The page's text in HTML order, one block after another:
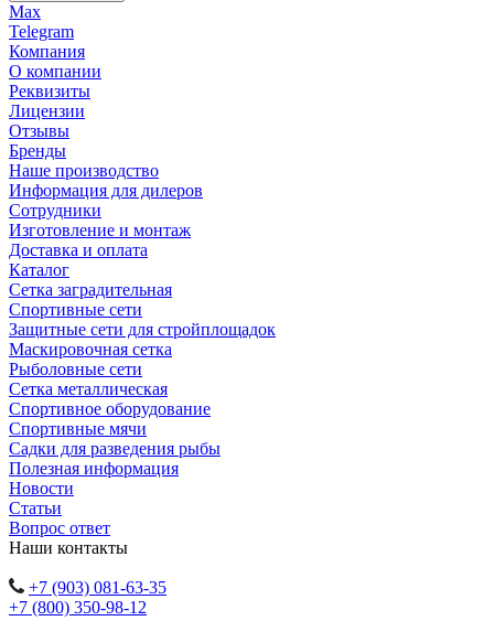
Max
Telegram
Компания
О компании
Реквизиты
Лицензии
Отзывы
Бренды
Наше производство
Информация для дилеров
Сотрудники
Изготовление и монтаж
Доставка и оплата
Каталог
Сетка заградительная
Спортивные сети
Защитные сети для стройплощадок
Маскировочная сетка
Рыболовные сети
Сетка металлическая
Спортивное оборудование
Спортивные мячи
Садки для разведения рыбы
Полезная информация
Новости
Статьи
Вопрос ответ
Наши контакты
+7 (903) 081-63-35
+7 (800) 350-98-12